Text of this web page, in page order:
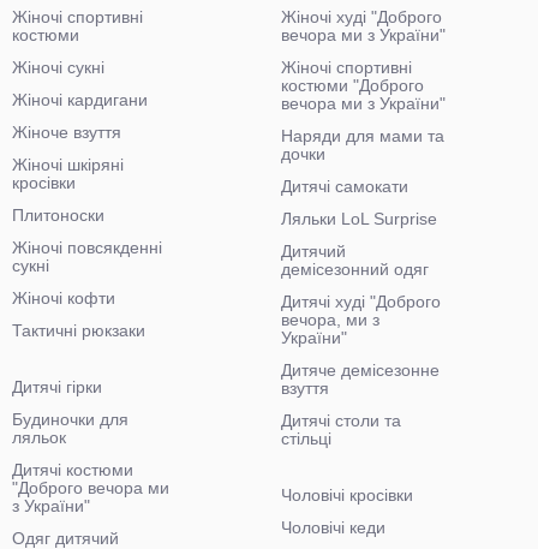
Жіночі спортивні
костюми
Жіночі сукні
Жіночі кардигани
Жіноче взуття
Жіночі шкіряні
кросівки
Плитоноски
Жіночі повсякденні
сукні
Жіночі кофти
Тактичні рюкзаки
Жіночі худі "Доброго
вечора ми з України"
Жіночі спортивні
костюми "Доброго
вечора ми з України"
Наряди для мами та
дочки
Дитячі самокати
Ляльки LoL Surprise
Дитячий
демісезонний одяг
Дитячі худі "Доброго
вечора, ми з
України"
Дитяче демісезонне
взуття
Дитячі столи та
стільці
Дитячі гірки
Будиночки для
ляльок
Дитячі костюми
"Доброго вечора ми
з України"
Одяг дитячий
Чоловічі кросівки
Чоловічі кеди